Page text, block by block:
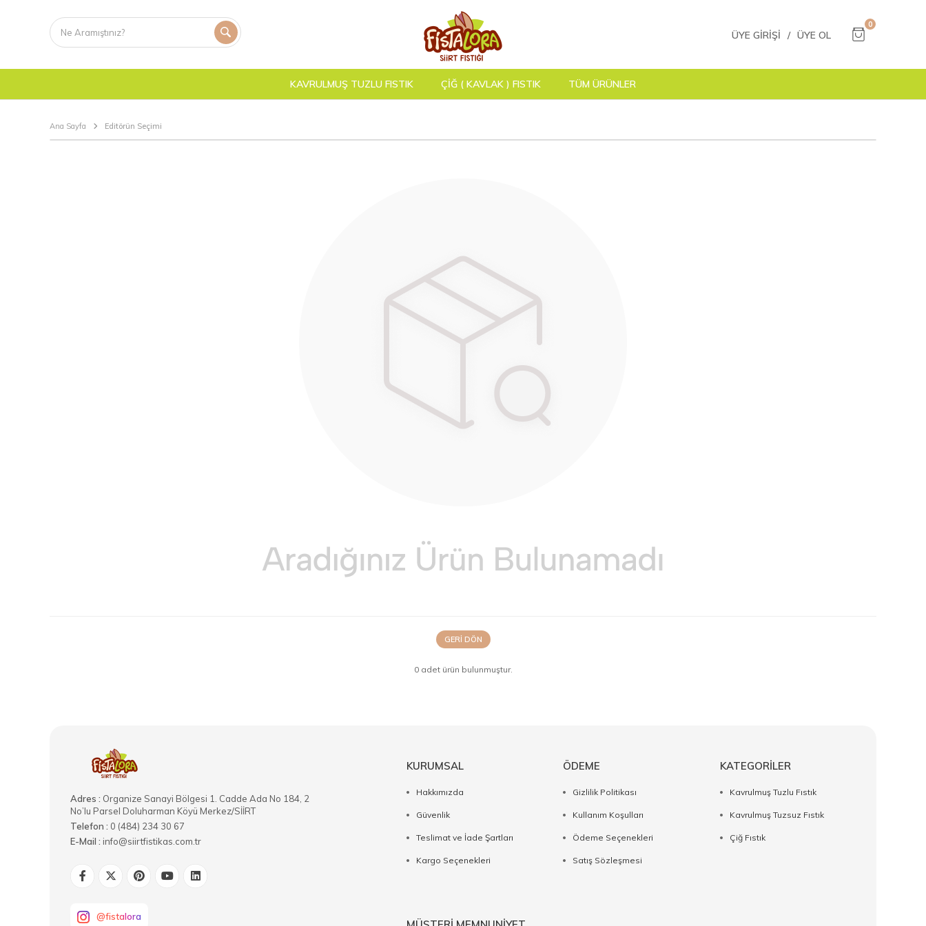
ÜYE GIRIŞI / ÜYE OL
0
KAVRULMUŞ TUZLU FISTIK ÇİĞ ( KAVLAK ) FISTIK TÜM ÜRÜNLER
Ana Sayfa Editörün Seçimi
GERI DÖN
0 adet ürün bulunmuştur.
Adres : Organize Sanayi Bölgesi 1. Cadde Ada No 184, 2
No’lu Parsel Doluharman Köyü Merkez/SİİRT
Telefon : 0 (484) 234 30 67
E-Mail : info@siirtfistikas.com.tr
@fistalora
KURUMSAL
Hakkımızda
Güvenlik
Teslimat ve İade Şartları
Kargo Seçenekleri
ÖDEME
Gizlilik Politikası
Kullanım Koşulları
Ödeme Seçenekleri
Satış Sözleşmesi
KATEGORİLER
Kavrulmuş Tuzlu Fıstık
Kavrulmuş Tuzsuz Fıstık
Çiğ Fıstık